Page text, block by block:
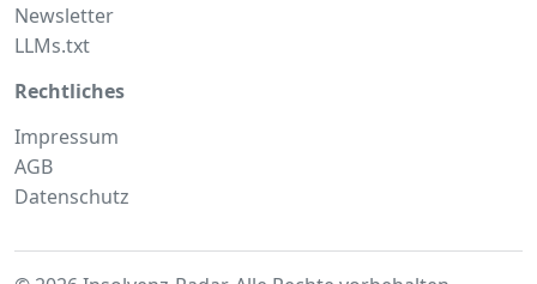
Newsletter
LLMs.txt
Rechtliches
Impressum
AGB
Datenschutz